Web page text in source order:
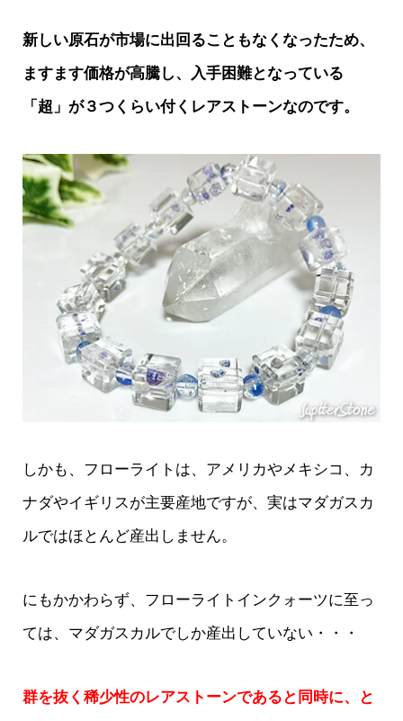
新しい原石が市場に出回ることもなくなったため、
ますます価格が高騰し、入手困難となっている
「超」が３つくらい付くレアストーンなのです。
しかも、フローライトは、アメリカやメキシコ、カ
ナダやイギリスが主要産地ですが、実はマダガスカ
ルではほとんど産出しません。
にもかかわらず、フローライトインクォーツに至っ
ては、マダガスカルでしか産出していない・・・
群を抜く稀少性のレアストーンであると同時に、と